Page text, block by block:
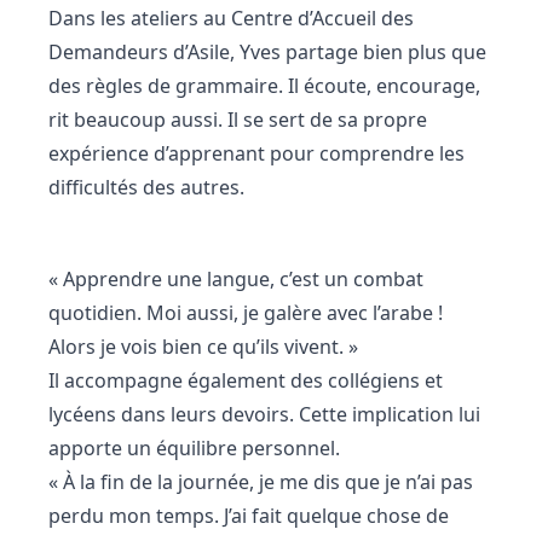
Dans les ateliers au Centre d’Accueil des
Demandeurs d’Asile, Yves partage bien plus que
des règles de grammaire. Il écoute, encourage,
rit beaucoup aussi. Il se sert de sa propre
expérience d’apprenant pour comprendre les
difficultés des autres.
« Apprendre une langue, c’est un combat
quotidien. Moi aussi, je galère avec l’arabe !
Alors je vois bien ce qu’ils vivent. »
Il accompagne également des collégiens et
lycéens dans leurs devoirs. Cette implication lui
apporte un équilibre personnel.
« À la fin de la journée, je me dis que je n’ai pas
perdu mon temps. J’ai fait quelque chose de